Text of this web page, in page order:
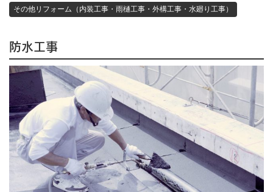
その他リフォーム（内装工事・雨樋工事・外構工事・水廻り工事）
防水工事